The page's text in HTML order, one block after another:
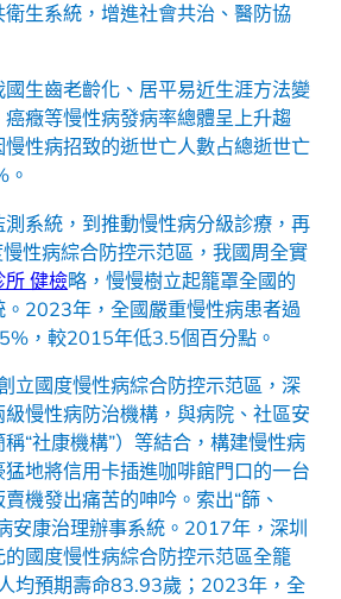
生系統，增進社會共治、醫防協
生齒老齡化、居平易近生涯方法變
癥等慢性病發病率總體呈上升趨
性病招致的逝世亡人數占總逝世亡
系統，到推動慢性病分級診療，再
性病綜合防控示范區，我國周全實
所 健檢略，慢慢樹立起籠罩全國的
2023年，全國嚴重慢性病患者過
，較2015年低3.5個百分點。
立國度慢性病綜合防控示范區，深
慢性病防治機構，與病院、社區安
“社康機構”）等結合，構建慢性病
地將信用卡插進咖啡館門口的一台
機發出痛苦的呻吟。索出“篩、
安康治理辦事系統。2017年，深圳
國度慢性病綜合防控示范區全籠
均預期壽命83.93歲；2023年，全